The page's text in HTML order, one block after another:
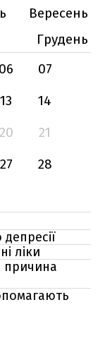
Вересень
Грудень
06
07
13
14
20
21
27
28
ліки
причина